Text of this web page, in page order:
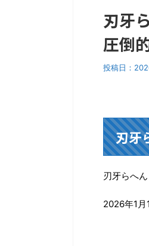
刃牙
圧倒
投稿日：
刃牙
刃牙らへ
2026年1月